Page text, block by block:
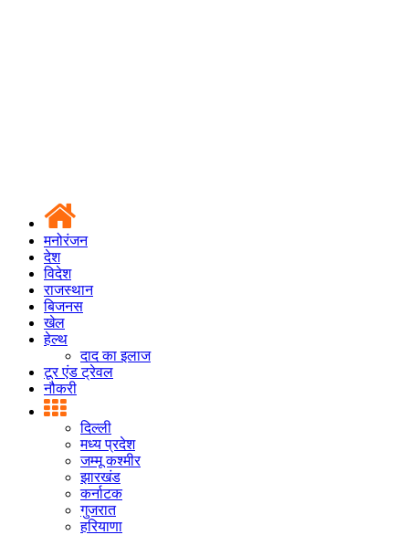
मनोरंजन
देश
विदेश
राजस्थान
बिजनस
खेल
हेल्थ
दाद का इलाज
टूर एंड ट्रेवल
नौकरी
दिल्ली
मध्य प्रदेश
जम्मू कश्मीर
झारखंड
कर्नाटक
गुजरात
हरियाणा